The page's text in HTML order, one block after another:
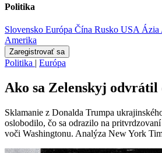
Politika
Slovensko Európa Čína Rusko USA Ázia
Amerika
Zaregistrovať sa
Politika | Európa
Ako sa Zelenskyj
Sklamanie z Donalda Trumpa
oslobodilo, čo sa odrazilo na
voči Washingtonu. Analýza New York